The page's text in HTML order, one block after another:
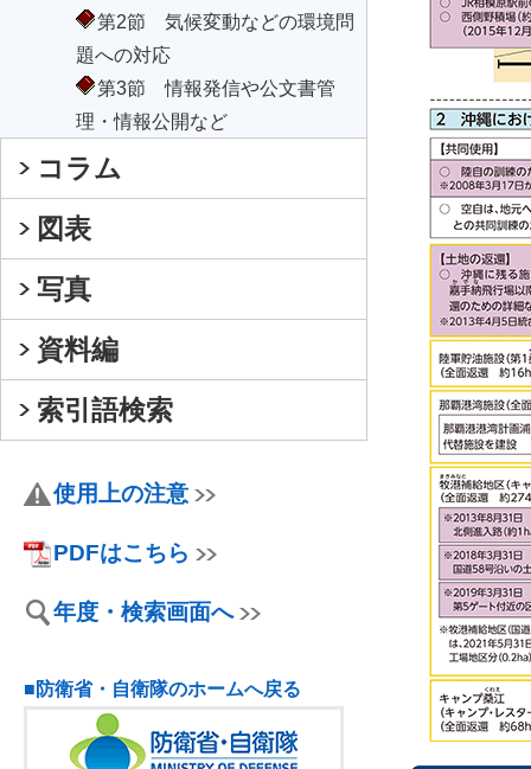
第2節 気候変動などの環境問
題への対応
第3節 情報発信や公文書管
理・情報公開など
コラム
図表
写真
資料編
索引語検索
使用上の注意
PDFはこちら
年度・検索画面へ
■防衛省・自衛隊のホームへ戻る